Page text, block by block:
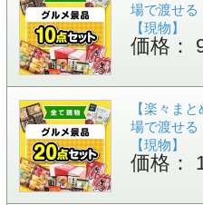
場で渡せる
【現物】
価格：
【楽々ま
場で渡せる
【現物】
価格：